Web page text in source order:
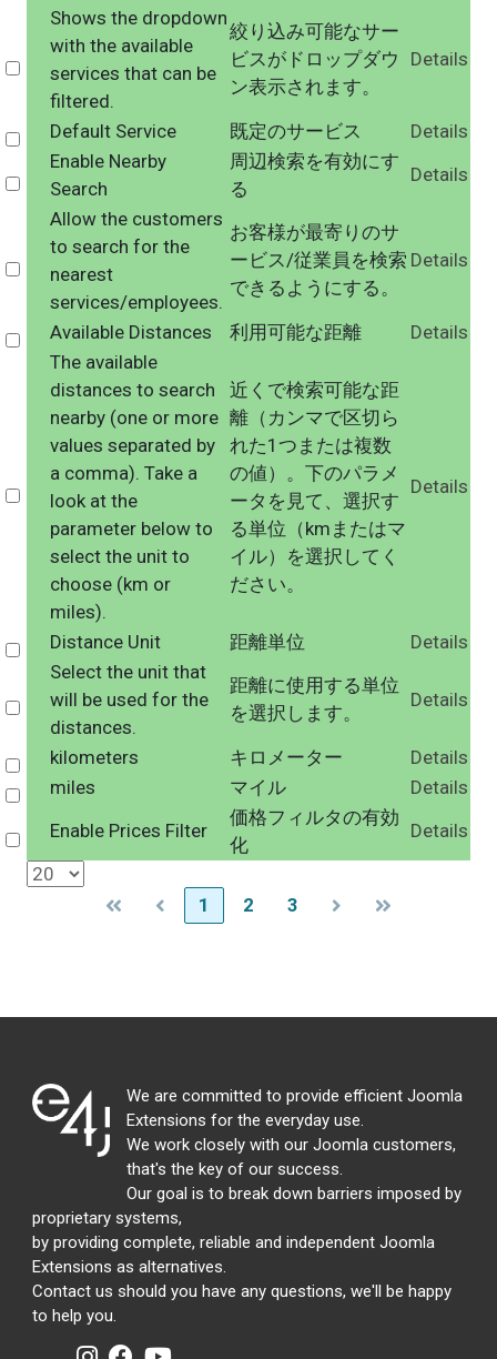
Select
Shows the dropdown
with the available
services that can be
filtered.
絞り込み可能なサー
ビスがドロップダウ
ン表示されます。
Details
Select
Default Service 既定のサービス Details
Select
Enable Nearby
Search
周辺検索を有効にす
る
Details
Select
Allow the customers
to search for the
nearest
services/employees.
お客様が最寄りのサ
ービス/従業員を検索
できるようにする。
Details
Select
Available Distances 利用可能な距離 Details
Select
The available
distances to search
nearby (one or more
values separated by
a comma). Take a
look at the
parameter below to
select the unit to
choose (km or
miles).
近くで検索可能な距
離（カンマで区切ら
れた1つまたは複数
の値）。下のパラメ
ータを見て、選択す
る単位（kmまたはマ
イル）を選択してく
ださい。
Details
Select
Distance Unit 距離単位 Details
Select
Select the unit that
will be used for the
distances.
距離に使用する単位
を選択します。
Details
Select
kilometers キロメーター
Details
Select
miles マイル Details
Select
Enable Prices Filter
価格フィルタの有効
化
Details
1 2 3
We are committed to provide efficient Joomla
Extensions for the everyday use.
We work closely with our Joomla customers,
that's the key of our success.
Our goal is to break down barriers imposed by
proprietary systems,
by providing complete, reliable and independent Joomla
Extensions as alternatives.
Contact us should you have any questions, we'll be happy
to help you.